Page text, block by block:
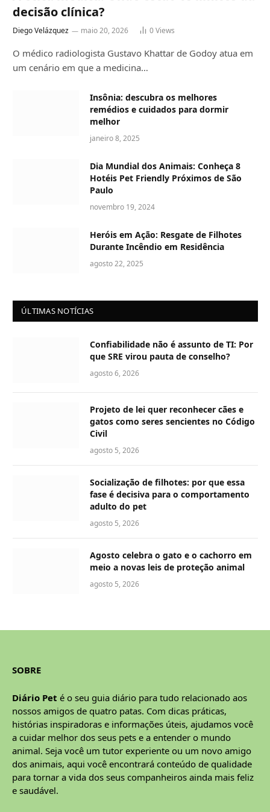
decisão clínica?
Diego Velázquez maio 20, 2026 0Views
O médico radiologista Gustavo Khattar de Godoy atua em
um cenário em que a medicina…
Insônia: descubra os melhores
remédios e cuidados para dormir
melhor
janeiro 8, 2025
Dia Mundial dos Animais: Conheça 8
Hotéis Pet Friendly Próximos de São
Paulo
novembro 19, 2024
Heróis em Ação: Resgate de Filhotes
Durante Incêndio em Residência
agosto 22, 2025
ÚLTIMAS NOTÍCIAS
Confiabilidade não é assunto de TI: Por
que SRE virou pauta de conselho?
agosto 6, 2026
Projeto de lei quer reconhecer cães e
gatos como seres sencientes no Código
Civil
agosto 5, 2026
Socialização de filhotes: por que essa
fase é decisiva para o comportamento
adulto do pet
agosto 5, 2026
Agosto celebra o gato e o cachorro em
meio a novas leis de proteção animal
agosto 5, 2026
SOBRE
Diário Pet é o seu guia diário para tudo relacionado aos
nossos amigos de quatro patas. Com dicas práticas,
histórias inspiradoras e informações úteis, ajudamos você
a cuidar melhor dos seus pets e a entender o mundo
animal. Seja você um tutor experiente ou um novo amigo
dos animais, aqui você encontrará conteúdo de qualidade
para tornar a vida dos seus companheiros ainda mais feliz
e saudável.